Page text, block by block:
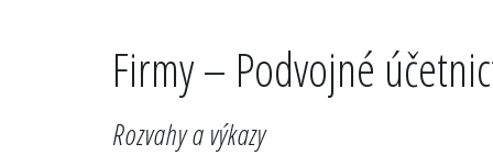
Firmy – Podvojné
Rozvahy a výkazy